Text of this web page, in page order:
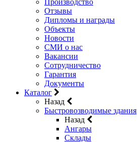
Производство
Отзывы
Дипломы и награды
Объекты
Новости
СМИ о нас
Вакансии
Сотрудничество
Гарантия
Документы
Каталог
Назад
Быстровозводимые здания
Назад
Ангары
Склады